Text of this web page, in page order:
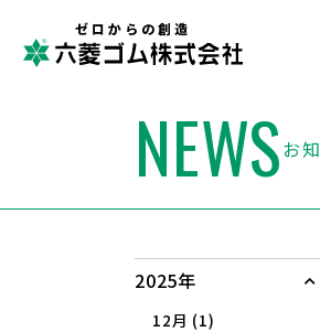
ゼロからの創造
NEWSお
2025年
12月 (1)